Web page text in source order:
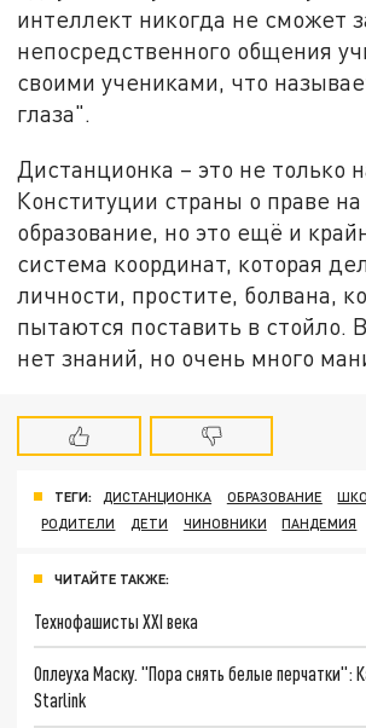
интеллект никогда не сможет
непосредственного общения
своими учениками, что
глаза".
Дистанционка – это не только
Конституции страны о праве
образование, но это ещё и
система координат, которая
личности, простите, болвана,
пытаются поставить в стойло.
нет знаний, но очень много
ТЕГИ: ДИСТАНЦИОНКА ОБРАЗОВАНИЕ
РОДИТЕЛИ
ДЕТИ ЧИНОВНИКИ ПАНДЕМИЯ
ЧИТАЙТЕ ТАКЖЕ:
Технофашисты XXI века
Оплеуха Маску. "Пора снять белые перчатки":
Starlink